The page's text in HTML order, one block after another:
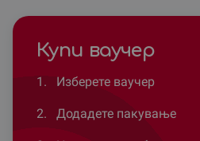
Купи ваучер
1. Изберете ваучер
2. Додадете пакување